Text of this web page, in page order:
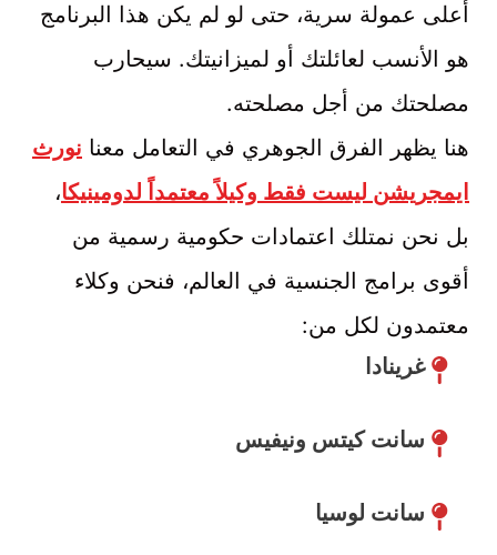
أعلى عمولة سرية، حتى لو لم يكن هذا البرنامج
هو الأنسب لعائلتك أو لميزانيتك. سيحارب
مصلحتك من أجل مصلحته.
هنا يظهر الفرق الجوهري في التعامل معنا نورث
ايمجريشن ليست فقط وكيلاً معتمداً لدومينيكا،
بل نحن نمتلك اعتمادات حكومية رسمية من
أقوى برامج الجنسية في العالم، فنحن وكلاء
معتمدون لكل من:
غرينادا
سانت كيتس ونيفيس
سانت لوسيا